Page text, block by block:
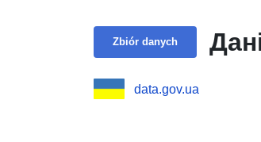
Zbiór danych
data.gov.ua